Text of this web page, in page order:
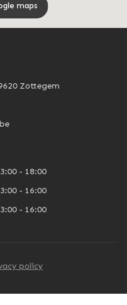
Zottegem
- 18:00
- 16:00
- 16:00
policy
maps